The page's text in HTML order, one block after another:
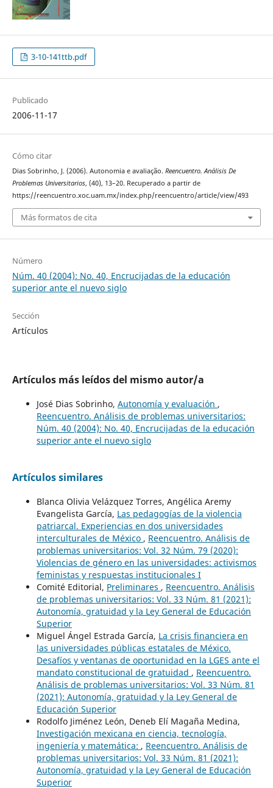
3-10-141ttb.pdf
Publicado
2006-11-17
Cómo citar
Dias Sobrinho, J. (2006). Autonomia e avaliação. Reencuentro. Análisis De
Problemas Universitarios, (40), 13–20. Recuperado a partir de
https://reencuentro.xoc.uam.mx/index.php/reencuentro/article/view/493
Más formatos de cita
Número
Núm. 40 (2004): No. 40, Encrucijadas de la educación
superior ante el nuevo siglo
Sección
Artículos
Artículos más leídos del mismo autor/a
José Dias Sobrinho, Autonomía y evaluación ,
Reencuentro. Análisis de problemas universitarios:
Núm. 40 (2004): No. 40, Encrucijadas de la educación
superior ante el nuevo siglo
Artículos similares
Blanca Olivia Velázquez Torres, Angélica Aremy
Evangelista García, Las pedagogías de la violencia
patriarcal. Experiencias en dos universidades
interculturales de México , Reencuentro. Análisis de
problemas universitarios: Vol. 32 Núm. 79 (2020):
Violencias de género en las universidades: activismos
feministas y respuestas institucionales I
Comité Editorial, Preliminares , Reencuentro. Análisis
de problemas universitarios: Vol. 33 Núm. 81 (2021):
Autonomía, gratuidad y la Ley General de Educación
Superior
Miguel Ángel Estrada García, La crisis financiera en
las universidades públicas estatales de México.
Desafíos y ventanas de oportunidad en la LGES ante el
mandato constitucional de gratuidad , Reencuentro.
Análisis de problemas universitarios: Vol. 33 Núm. 81
(2021): Autonomía, gratuidad y la Ley General de
Educación Superior
Rodolfo Jiménez León, Deneb Elí Magaña Medina,
Investigación mexicana en ciencia, tecnología,
ingeniería y matemática: , Reencuentro. Análisis de
problemas universitarios: Vol. 33 Núm. 81 (2021):
Autonomía, gratuidad y la Ley General de Educación
Superior